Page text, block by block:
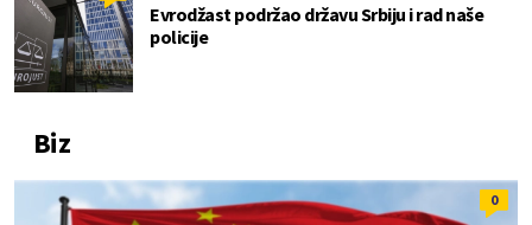
Evrodžast podržao državu Srbiju i rad naše
policije
Biz
0